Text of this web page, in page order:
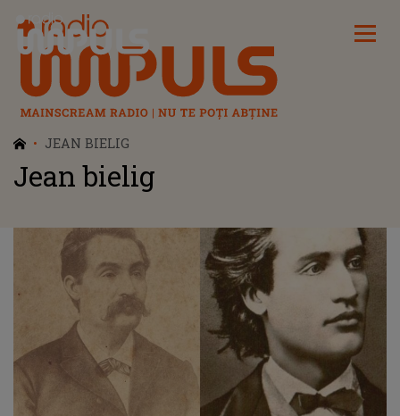
Radio Impuls
JEAN BIELIG
Jean bielig